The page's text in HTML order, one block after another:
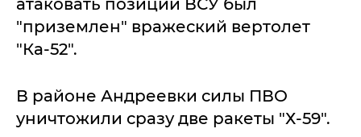
атаковать позиции ВСУ был
"приземлен" вражеский вертолет
"Ка-52".
В районе Андреевки силы ПВО
уничтожили сразу две ракеты "Х-59".